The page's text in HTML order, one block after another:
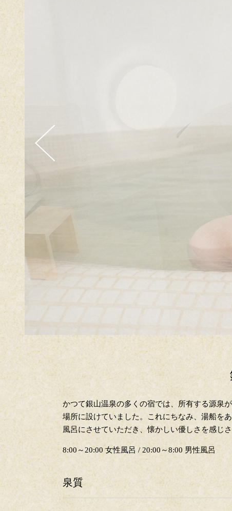
かつて銀山温泉の多くの宿では、所有する源泉
場所に設けていました。これにちなみ、湯船を
風呂にさせていただき、懐かしい優しさを感じ
8:00～20:00 女性風呂 / 20:00～8:00 男性風呂
泉質